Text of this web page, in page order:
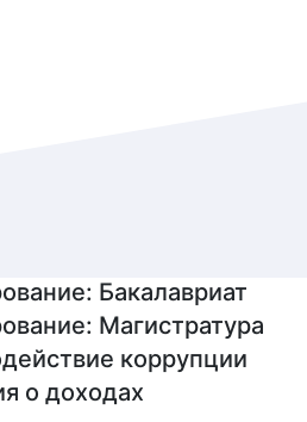
Бакалавриат
Магистратура
коррупции
о доходах